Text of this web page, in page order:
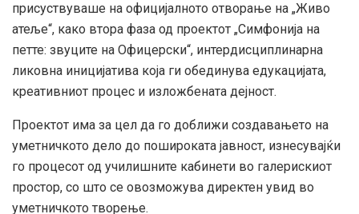
присуствуваше на официјалното отворање на „Живо
атеље“, како втора фаза од проектот „Симфонија на
петте: звуците на Офицерски“, интердисциплинарна
ликовна иницијатива која ги обединува едукацијата,
креативниот процес и изложбената дејност.
Проектот има за цел да го доближи создавањето на
уметничкото дело до пошироката јавност, изнесувајќи
го процесот од училишните кабинети во галерискиот
простор, со што се овозможува директен увид во
уметничкото творење.